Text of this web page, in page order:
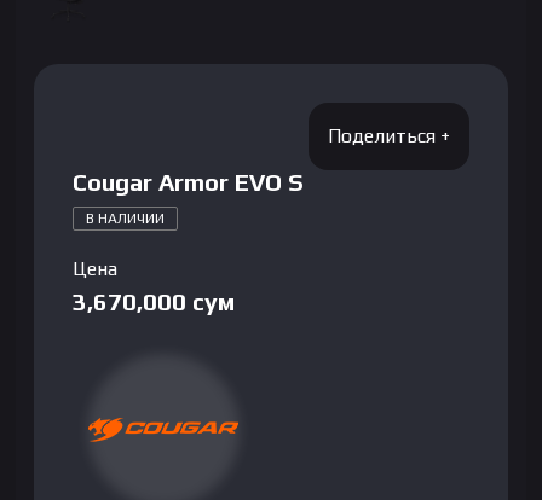
Cougar Armor EVO S
В НАЛИЧИИ
Цена
3,670,000 сум